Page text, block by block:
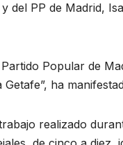
del PP de Madrid,
Popular de
ha
realizado